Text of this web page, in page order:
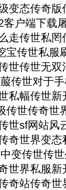
变态传奇
户端下载
走传世私
宝传世私服
世传世无
传世对于
私幅传世
传世传奇世
世sf网站风
奇世界变
变传世传
世界私服
奇站传奇